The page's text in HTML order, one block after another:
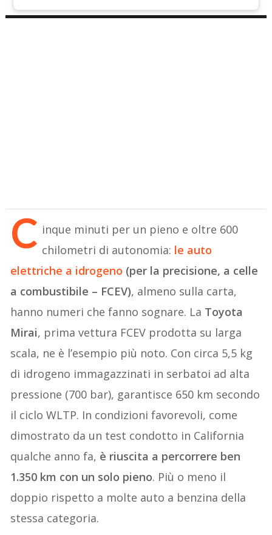
C inque minuti per un pieno e oltre 600
chilometri di autonomia: le auto
elettriche a idrogeno (per la precisione, a celle
a combustibile – FCEV), almeno sulla carta,
hanno numeri che fanno sognare. La Toyota
Mirai, prima vettura FCEV prodotta su larga
scala, ne è l’esempio più noto. Con circa 5,5 kg
di idrogeno immagazzinati in serbatoi ad alta
pressione (700 bar), garantisce 650 km secondo
il ciclo WLTP. In condizioni favorevoli, come
dimostrato da un test condotto in California
qualche anno fa, è riuscita a percorrere ben
1.350 km con un solo pieno. Più o meno il
doppio rispetto a molte auto a benzina della
stessa categoria.